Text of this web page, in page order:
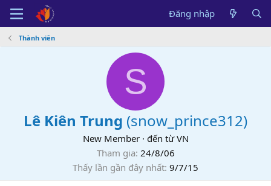
Đăng nhập
Thành viên
S
Lê Kiên Trung (snow_prince312)
New Member · đến từ VN
Tham gia 24/8/06
Thấy lần gần đây nhất 9/7/15